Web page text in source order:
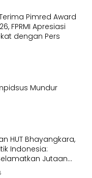
Pimred Award
FPRMI Apresiasi
dengan Pers
Mundur
HUT Bhayangkara,
Indonesia:
Jutaan
Narkoba